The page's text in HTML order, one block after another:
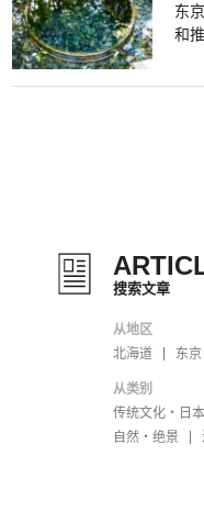
东
和
搜索文章
从地区
北海道
东京
从类别
传统文化・日
自然・绝景